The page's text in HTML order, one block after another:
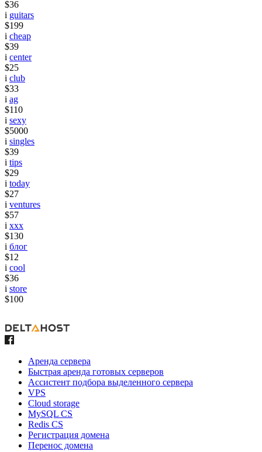
$36
i guitars
$199
i cheap
$39
i center
$25
i club
$33
i ag
$110
i sexy
$5000
i singles
$39
i tips
$29
i today
$27
i ventures
$57
i xxx
$130
i блог
$12
i cool
$36
i store
$100
Аренда сервера
Быстрая аренда готовых серверов
Ассистент подбора выделенного сервера
VPS
Cloud storage
MySQL CS
Redis CS
Регистрация домена
Перенос домена